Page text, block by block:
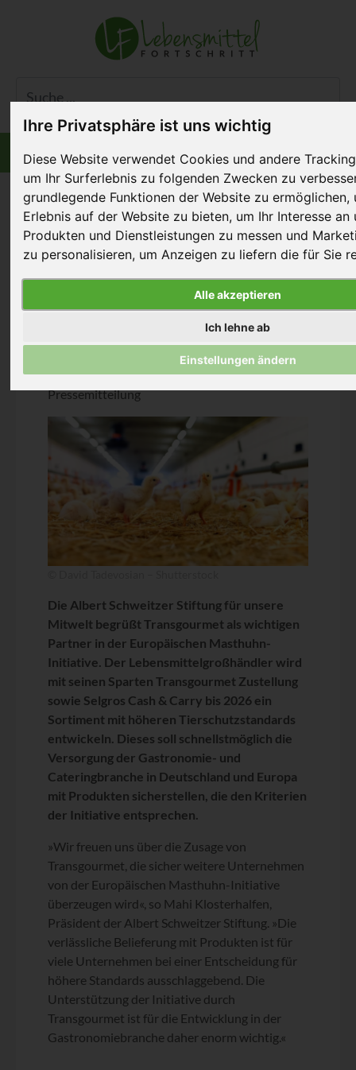
Ihre Privatsphäre ist uns wichtig
Diese Website verwendet Cookies und andere
um Ihr Surferlebnis zu folgenden Zwecken zu
grundlegende Funktionen der Website zu ermöglichen,
Erlebnis auf der Website zu bieten, um Ihr Interesse an
Produkten und Dienstleistungen zu messen und
zu personalisieren, um Anzeigen zu liefern die für Sie
Alle akzeptieren
Ich lehne ab
Einstellungen ändern
Menü Informiert bleiben
Masthuhn-Initiative:
Transgourmet liefert
13. Dezember 2019
Pressemitteilung
Die Albert Schweitzer Stiftung für unsere
Mitwelt begrüßt Transgourmet als wichtigen
Partner in der Europäischen Masthuhn-
Initiative. Der Lebensmittelgroßhändler wird
mit seinen Sparten Transgourmet Zustellung
sowie Selgros Cash & Carry bis 2026 ein
Sortiment mit höheren Tierschutzstandards
entwickeln. Dieses soll schnellstmöglich die
Versorgung der Gastronomie- und
Cateringbranche in Deutschland und Europa
mit Produkten sicherstellen, die den Kriterien
der Initiative entsprechen.
»Wir freuen uns über die Zusage von
Transgourmet, die sicher weitere Unternehmen
von der Europäischen Masthuhn-Initiative
überzeugen wird«, so Mahi Klosterhalfen,
Präsident der Albert Schweitzer Stiftung. »Die
verlässliche Belieferung mit Produkten ist für
viele Unternehmen bei einer Entscheidung für
höhere Standards ausschlaggebend. Die
Unterstützung der Initiative durch
Transgourmet ist für die Entwicklung in der
Gastronomiebranche daher enorm wichtig.«